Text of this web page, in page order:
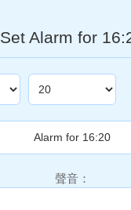
Set Alarm for
聲音：